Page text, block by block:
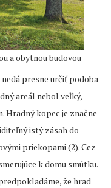
a obytnou budovou
presne určiť podoba
areál nebol veľký,
Hradný kopec je značne
istý zásah do
priekopami (2). Cez
k domu smútku.
že hrad